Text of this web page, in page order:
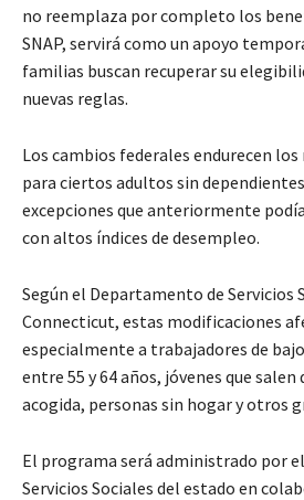
no reemplaza por completo los
SNAP, servirá como un apoyo
familias buscan recuperar su
nuevas reglas.
Los cambios federales endurecen
para ciertos adultos sin
excepciones que anteriormente
con altos índices de desempleo.
Según el Departamento de Servicios
Connecticut, estas modificaciones
especialmente a trabajadores de
entre 55 y 64 años, jóvenes que salen
acogida, personas sin hogar y otros
El programa será administrado por
Servicios Sociales del estado en